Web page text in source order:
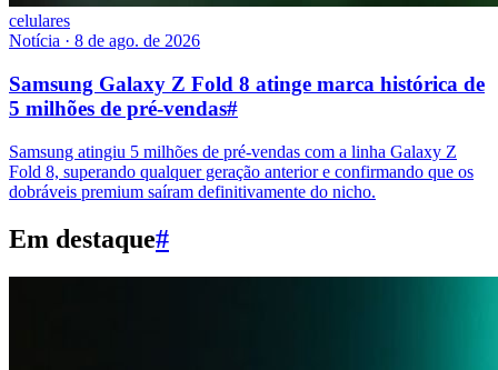
celulares
Notícia · 8 de ago. de 2026
Samsung Galaxy Z Fold 8 atinge marca histórica de
5 milhões de pré-vendas#
Samsung atingiu 5 milhões de pré-vendas com a linha Galaxy Z
Fold 8, superando qualquer geração anterior e confirmando que os
dobráveis premium saíram definitivamente do nicho.
Em destaque#